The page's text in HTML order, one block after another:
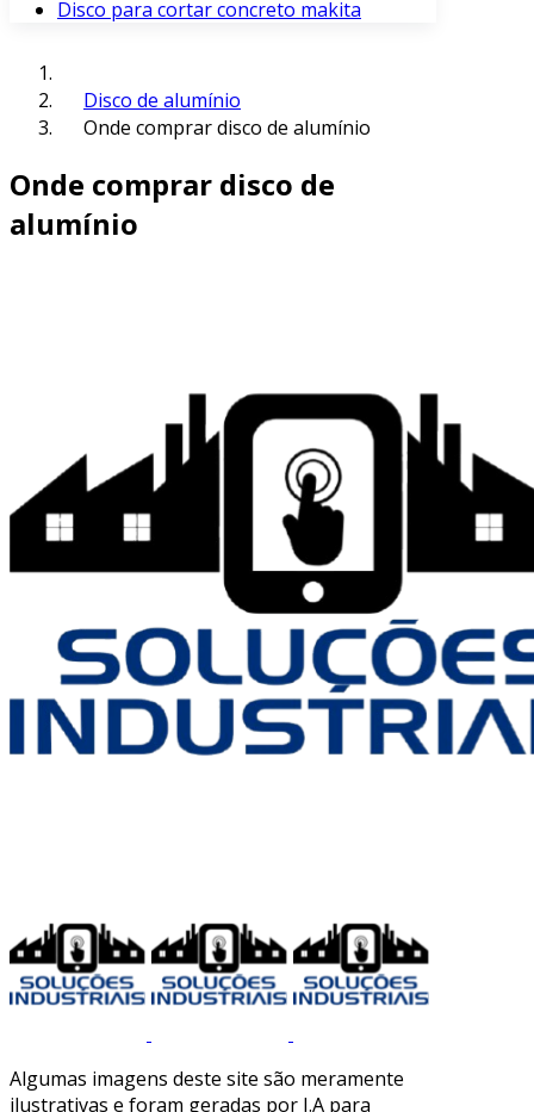
Disco para cortar concreto makita
Disco de alumínio
Onde comprar disco de alumínio
Onde comprar disco de
alumínio
Algumas imagens deste site são meramente
ilustrativas e foram geradas por I.A para